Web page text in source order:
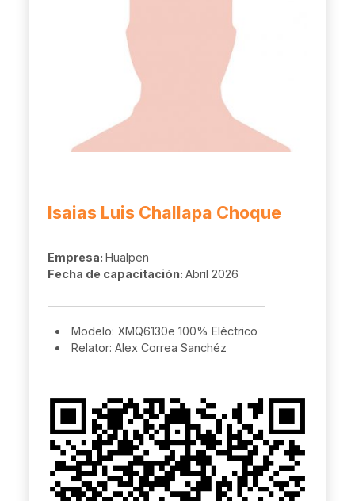
Isaias Luis Challapa Choque
Empresa: Hualpen
Fecha de capacitación: Abril 2026
Modelo: XMQ6130e 100% Eléctrico
Relator: Alex Correa Sanchéz